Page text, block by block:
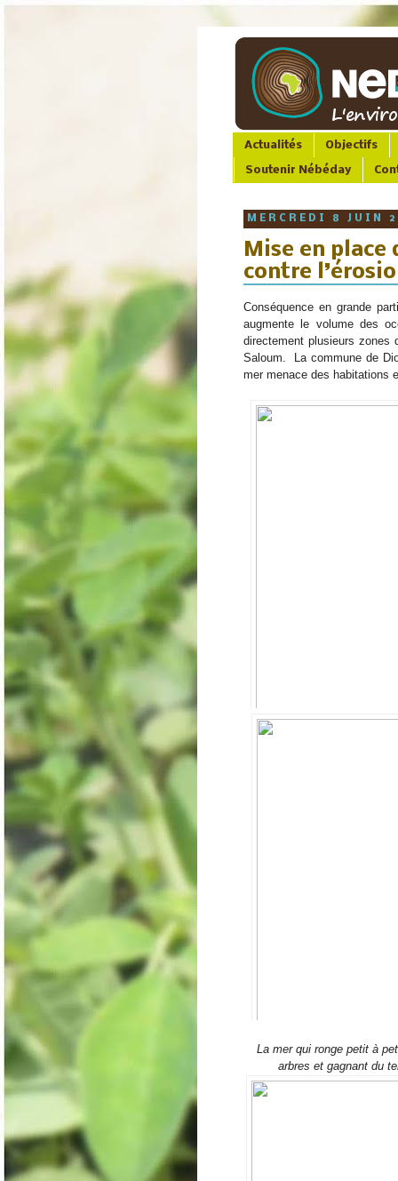
Actualités Objectifs
Soutenir Nébéday
MERCREDI 8 JUIN
Mise en place
contre
Conséquence en grande
augmente le volume des
directement plusieurs zones
Saloum.  La commune de
mer menace des habitations
La mer qui ronge petit à
arbres et gagnant du